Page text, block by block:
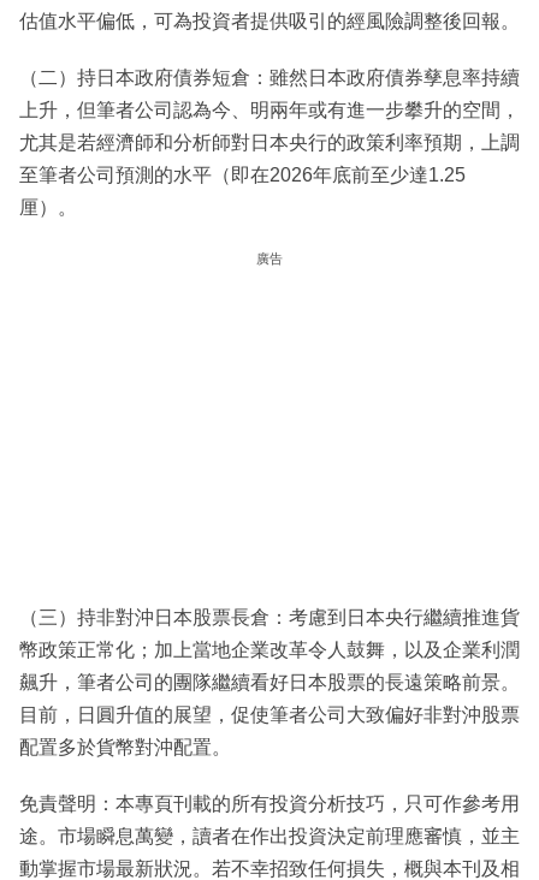
估值水平偏低，可為投資者提供吸引的經風險調整後回報。
（二）持日本政府債券短倉：雖然日本政府債券孳息率持續
上升，但筆者公司認為今、明兩年或有進一步攀升的空間，
尤其是若經濟師和分析師對日本央行的政策利率預期，上調
至筆者公司預測的水平（即在2026年底前至少達1.25
厘）。
廣告
（三）持非對沖日本股票長倉：考慮到日本央行繼續推進貨
幣政策正常化；加上當地企業改革令人鼓舞，以及企業利潤
飆升，筆者公司的團隊繼續看好日本股票的長遠策略前景。
目前，日圓升值的展望，促使筆者公司大致偏好非對沖股票
配置多於貨幣對沖配置。
免責聲明：本專頁刊載的所有投資分析技巧，只可作參考用
途。市場瞬息萬變，讀者在作出投資決定前理應審慎，並主
動掌握市場最新狀況。若不幸招致任何損失，概與本刊及相